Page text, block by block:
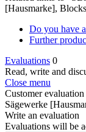
[Hausmarke],
Do you have
Further
Evaluations 0
Read, write and
Close menu
Customer
Sägewerke
Write an evaluation
Evaluations will be